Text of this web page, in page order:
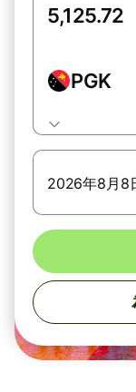
PGK
2026年8月8